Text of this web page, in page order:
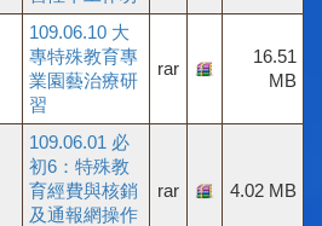
109.06.10 大
專特殊教育專
業園藝治療研
習
rar
16.51
MB
109.06.01 必
初6：特殊教
育經費與核銷
及通報網操作
rar 4.02 MB